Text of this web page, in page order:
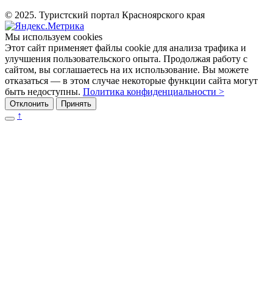
© 2025. Туристский портал Красноярского края
Мы используем cookies
Этот сайт применяет файлы cookie для анализа трафика и
улучшения пользовательского опыта. Продолжая работу с
сайтом, вы соглашаетесь на их использование. Вы можете
отказаться — в этом случае некоторые функции сайта могут
быть недоступны. Политика конфиденциальности >
Отклонить Принять
↑